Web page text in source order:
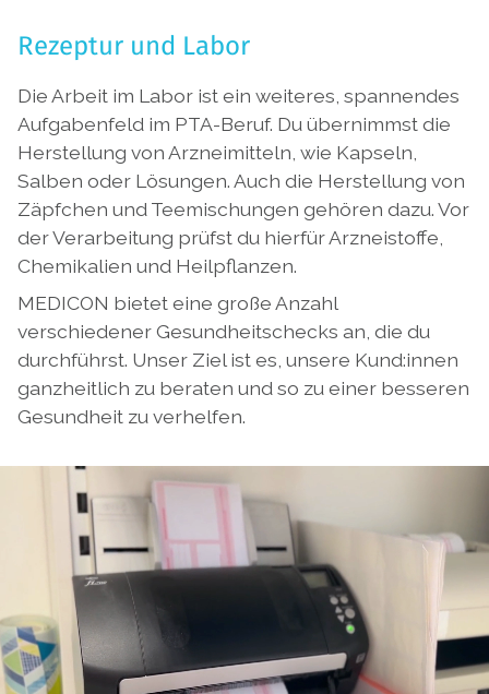
Rezeptur und Labor
Die Arbeit im Labor ist ein weiteres, spannendes
Aufgabenfeld im PTA-Beruf. Du übernimmst die
Herstellung von Arzneimitteln, wie Kapseln,
Salben oder Lösungen. Auch die Herstellung von
Zäpfchen und Teemischungen gehören dazu. Vor
der Verarbeitung prüfst du hierfür Arzneistoffe,
Chemikalien und Heilpflanzen.
MEDICON bietet eine große Anzahl
verschiedener Gesundheitschecks an, die du
durchführst. Unser Ziel ist es, unsere Kund:innen
ganzheitlich zu beraten und so zu einer besseren
Gesundheit zu verhelfen.